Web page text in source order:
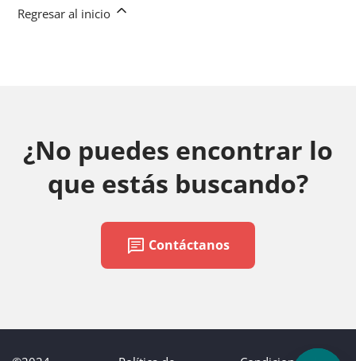
Regresar al inicio
¿No puedes encontrar lo
que estás buscando?
chat Contáctanos